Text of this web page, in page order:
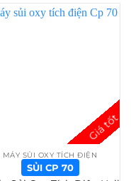
MÁY SỦI OXY TÍCH ĐIỆN
SỦI CP 70